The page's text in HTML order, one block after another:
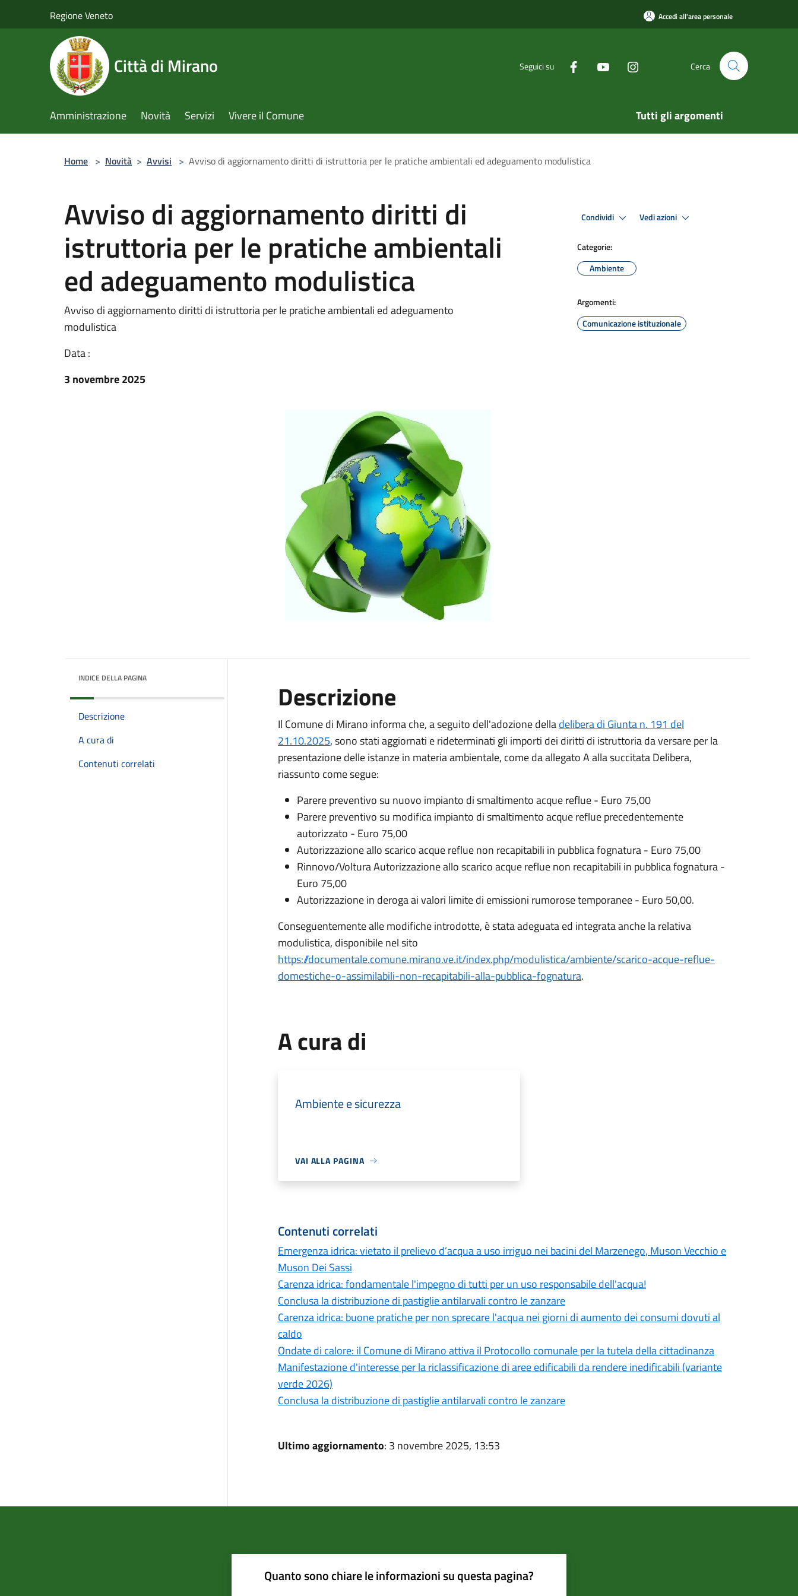
Regione Veneto Accedi all'area personale
Città di Mirano Seguici su Cerca
Amministrazione Novità Servizi Vivere il Comune Tutti gli argomenti
Home > Novità > Avvisi > Avviso di aggiornamento diritti di istruttoria per le pratiche ambientali ed adeguamento modulistica
Avviso di aggiornamento diritti di
istruttoria per le pratiche ambientali
ed adeguamento modulistica
Avviso di aggiornamento diritti di istruttoria per le pratiche ambientali ed adeguamento
modulistica
Data :
3 novembre 2025
Condividi Vedi azioni
Categorie:
Ambiente
Argomenti:
Comunicazione istituzionale
INDICE DELLA PAGINA
Descrizione
A cura di
Contenuti correlati
Descrizione
Il Comune di Mirano informa che, a seguito dell'adozione delladelibera di Giunta n. 191 del
21.10.2025, sono stati aggiornati e rideterminati gli importi dei diritti di istruttoria da versare per la
presentazione delle istanze in materia ambientale, come da allegato A alla succitata Delibera,
riassunto come segue:
Parere preventivo su nuovo impianto di smaltimento acque reflue - Euro 75,00
Parere preventivo su modifica impianto di smaltimento acque reflue precedentemente
autorizzato - Euro 75,00
Autorizzazione allo scarico acque reflue non recapitabili in pubblica fognatura - Euro 75,00
Rinnovo/Voltura Autorizzazione allo scarico acque reflue non recapitabili in pubblica fognatura -
Euro 75,00
Autorizzazione in deroga ai valori limite di emissioni rumorose temporanee - Euro 50,00.
Conseguentemente alle modifiche introdotte, è stata adeguata ed integrata anche la relativa
modulistica, disponibile nel sito
https://documentale.comune.mirano.ve.it/index.php/modulistica/ambiente/scarico-acque-reflue-
domestiche-o-assimilabili-non-recapitabili-alla-pubblica-fognatura.
A cura di
Ambiente e sicurezza
VAI ALLA PAGINA
Contenuti correlati
Emergenza idrica: vietato il prelievo d’acqua a uso irriguo nei bacini del Marzenego, Muson Vecchio e
Muson Dei Sassi
Carenza idrica: fondamentale l'impegno di tutti per un uso responsabile dell'acqua!
Conclusa la distribuzione di pastiglie antilarvali contro le zanzare
Carenza idrica: buone pratiche per non sprecare l'acqua nei giorni di aumento dei consumi dovuti al
caldo
Ondate di calore: il Comune di Mirano attiva il Protocollo comunale per la tutela della cittadinanza
Manifestazione d'interesse per la riclassificazione di aree edificabili da rendere inedificabili (variante
verde 2026)
Conclusa la distribuzione di pastiglie antilarvali contro le zanzare
Ultimo aggiornamento: 3 novembre 2025, 13:53
Quanto sono chiare le informazioni su questa pagina?